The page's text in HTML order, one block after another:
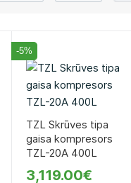
-5%
TZL Skrūves tipa
gaisa kompresors
TZL-20A 400L
3,119.00€